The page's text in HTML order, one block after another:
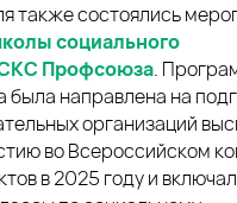
также состоялись
социального
Профсоюза.
направлена на
организаций
во Всероссийском
в 2025 году и